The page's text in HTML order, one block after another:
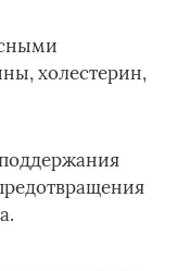
холестерин,